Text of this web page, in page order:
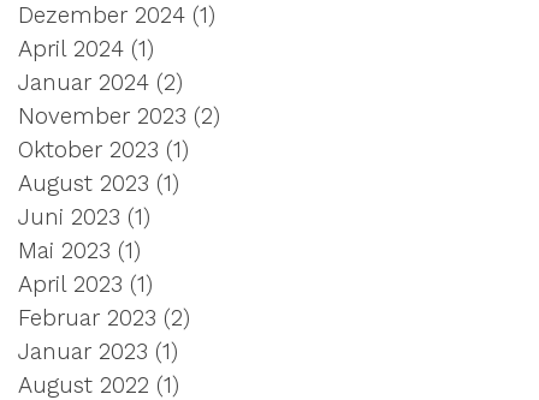
Dezember 2024 (1)
April 2024 (1)
Januar 2024 (2)
November 2023 (2)
Oktober 2023 (1)
August 2023 (1)
Juni 2023 (1)
Mai 2023 (1)
April 2023 (1)
Februar 2023 (2)
Januar 2023 (1)
August 2022 (1)